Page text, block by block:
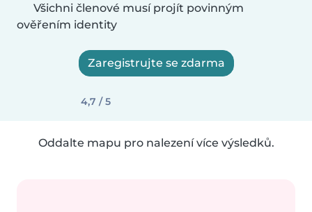
Všichni členové musí projít povinným
ověřením identity
Zaregistrujte se zdarma
4,7 / 5
Oddalte mapu pro nalezení více výsledků.